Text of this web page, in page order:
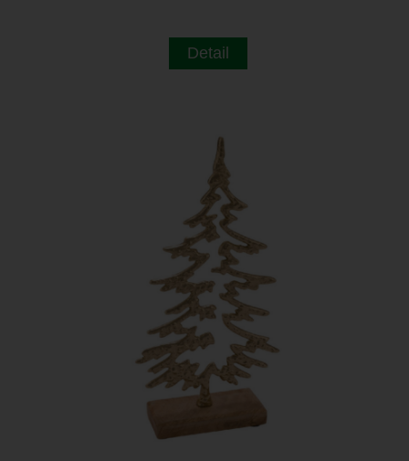
Detail